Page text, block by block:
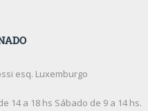
esq. Luxemburgo
14 a 18 hs Sábado de 9 a 14 hs.